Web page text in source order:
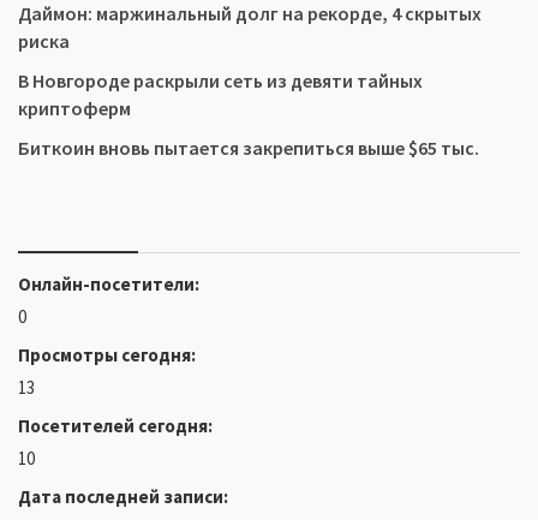
Даймон: маржинальный долг на рекорде, 4 скрытых
риска
В Новгороде раскрыли сеть из девяти тайных
криптоферм
Биткоин вновь пытается закрепиться выше $65 тыс.
Онлайн-посетители:
0
Просмотры сегодня:
13
Посетителей сегодня:
10
Дата последней записи: